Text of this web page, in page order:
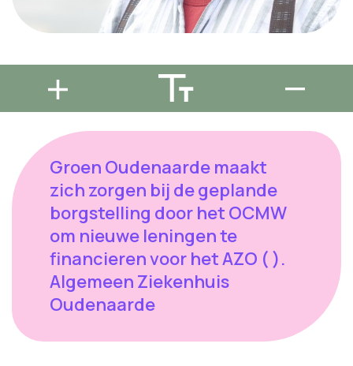
Groen Oudenaarde maakt
zich zorgen bij de geplande
borgstelling door het OCMW
om nieuwe leningen te
financieren voor het AZO ( ).
Algemeen Ziekenhuis
Oudenaarde